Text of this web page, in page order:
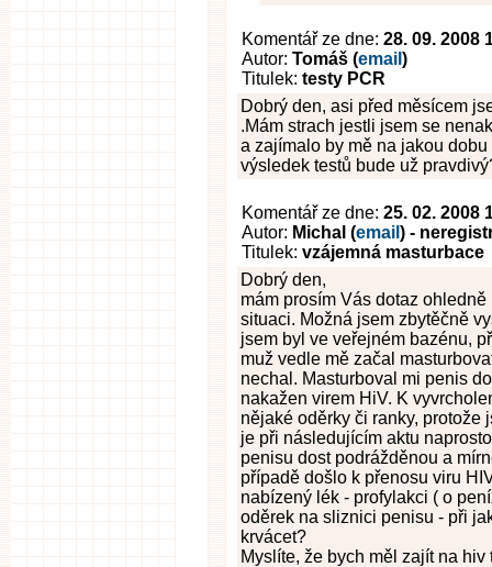
Komentář ze dne: 28. 09. 2008
Autor: Tomáš (email )
Titulek: testy PCR
Dobrý den, asi před měsícem
.Mám strach jestli jsem se
a zajímalo by mě na jakou
výsledek testů bude už
Komentář ze dne: 25. 02. 2008
Autor: Michal (email ) -
Titulek: vzájemná masturbace
Dobrý den,
mám prosím Vás dotaz
situaci. Možná jsem zbytěčně
jsem byl ve veřejném bazénu,
muž vedle mě začal
nechal. Masturboval mi penis
nakažen virem HiV. K
nějaké oděrky či ranky, protože
je při následujícím aktu
penisu dost podrážděnou a
případě došlo k přenosu viru
nabízený lék - profylakci ( o
oděrek na sliznici penisu - při
krvácet?
Myslíte, že bych měl zajít na hiv